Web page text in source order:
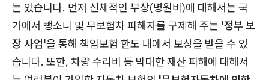
는 있습니다. 먼저 신체적인 부상(병원비)에 대해서는 국
가에서 뺑소니 및 무보험차 피해자를 구제해 주는 '정부 보
장 사업'을 통해 책임보험 한도 내에서 보상을 받을 수 있
습니다. 또한, 차량 수리비 등 막대한 재산 피해에 대해서